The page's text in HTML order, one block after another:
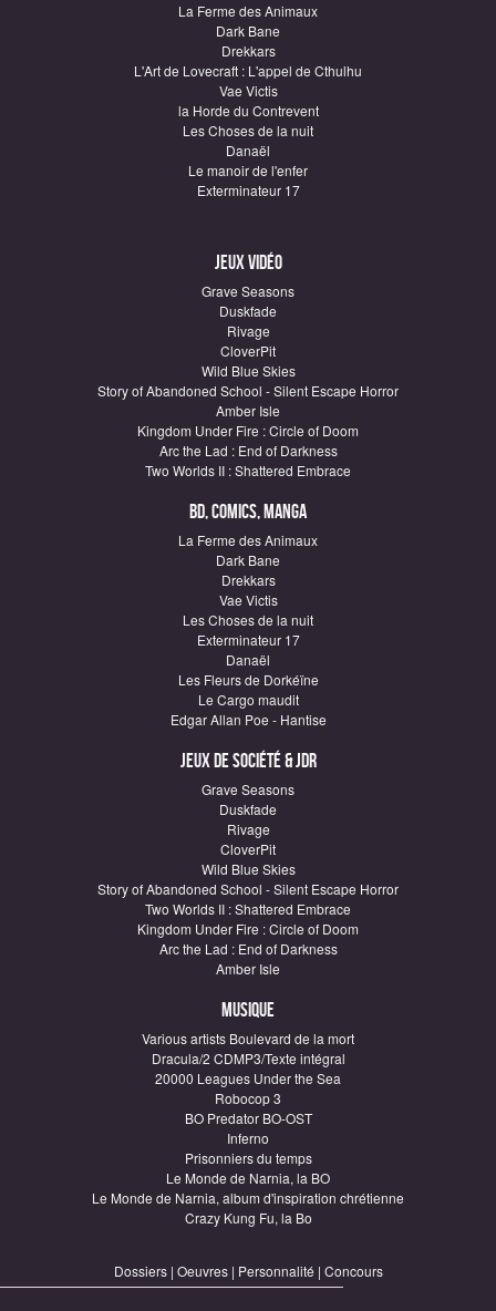
La Ferme des Animaux
Dark Bane
Drekkars
L'Art de Lovecraft : L'appel de Cthulhu
Vae Victis
la Horde du Contrevent
Les Choses de la nuit
Danaël
Le manoir de l'enfer
Exterminateur 17
Jeux vidéo
Grave Seasons
Duskfade
Rivage
CloverPit
Wild Blue Skies
Story of Abandoned School - Silent Escape Horror
Amber Isle
Kingdom Under Fire : Circle of Doom
Arc the Lad : End of Darkness
Two Worlds II : Shattered Embrace
BD, Comics, Manga
La Ferme des Animaux
Dark Bane
Drekkars
Vae Victis
Les Choses de la nuit
Exterminateur 17
Danaël
Les Fleurs de Dorkéïne
Le Cargo maudit
Edgar Allan Poe - Hantise
Jeux de société & JDR
Grave Seasons
Duskfade
Rivage
CloverPit
Wild Blue Skies
Story of Abandoned School - Silent Escape Horror
Two Worlds II : Shattered Embrace
Kingdom Under Fire : Circle of Doom
Arc the Lad : End of Darkness
Amber Isle
Musique
Various artists Boulevard de la mort
Dracula/2 CDMP3/Texte intégral
20000 Leagues Under the Sea
Robocop 3
BO Predator BO-OST
Inferno
Prisonniers du temps
Le Monde de Narnia, la BO
Le Monde de Narnia, album d'inspiration chrétienne
Crazy Kung Fu, la Bo
Dossiers| Oeuvres| Personnalité | Concours